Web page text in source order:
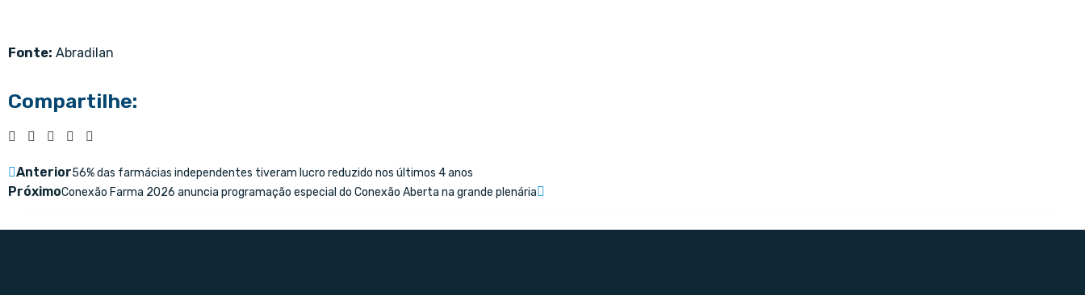
Fonte: Abradilan
Compartilhe:
Anterior56% das farmácias independentes tiveram lucro reduzido nos últimos 4 anos
PróximoConexão Farma 2026 anuncia programação especial do Conexão Aberta na grande plenária